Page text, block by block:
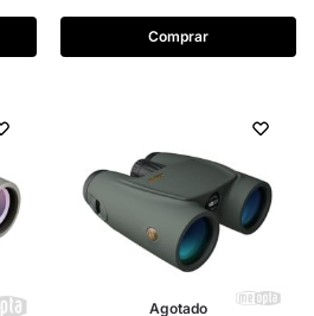
Comprar
Agotado